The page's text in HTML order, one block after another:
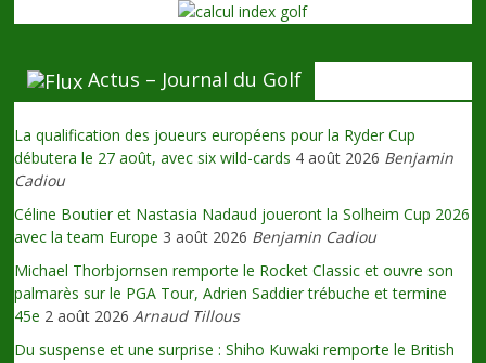
Actus – Journal du Golf
La qualification des joueurs européens pour la Ryder Cup
débutera le 27 août, avec six wild-cards 4 août 2026 Benjamin
Cadiou
Céline Boutier et Nastasia Nadaud joueront la Solheim Cup 2026
avec la team Europe 3 août 2026 Benjamin Cadiou
Michael Thorbjornsen remporte le Rocket Classic et ouvre son
palmarès sur le PGA Tour, Adrien Saddier trébuche et termine
45e 2 août 2026 Arnaud Tillous
Du suspense et une surprise : Shiho Kuwaki remporte le British